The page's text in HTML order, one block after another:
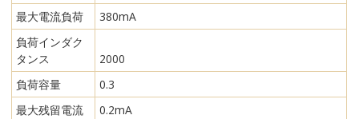
最大電流負荷
380mA
負荷インダク
タンス
2000
負荷容量
0.3
最大残留電流
0.2mA